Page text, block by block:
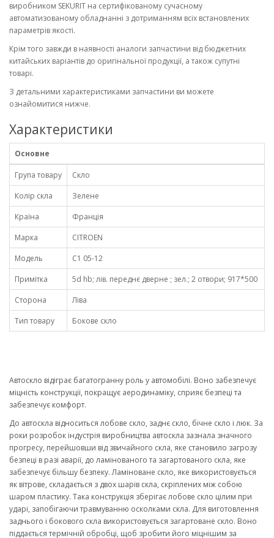
виробником SEKURIT на сертифікованому сучасному
автоматизованому обладнанні з дотриманням всіх встановлених
параметрів якості.
Крім того завжди в наявності аналоги запчастини від бюджетних
китайських варіантів до оригінальної продукції, а також супутні
товарі.
З детальними характеристиками запчастини ви можете
ознайомитися нижче.
Характеристики
Основне
Група товару
Скло
Колір скла
Зелене
Країна
Франція
Марка
CITROEN
Модель
C1 05-12
Примітка
5d hb; лів. переднє дверне ; зел.; 2 отвори; 917*500
Сторона
Ліва
Тип товару
Бокове скло
Автоскло відіграє багатогранну роль у автомобілі. Воно забезпечує
міцність конструкції, покращує аеродинаміку, сприяє безпеці та
забезпечує комфорт.
До автоскла відноситься лобове скло, заднє скло, бічне скло і люк. За
роки розробок індустрія виробництва автоскла зазнала значного
прогресу, перейшовши від звичайного скла, яке становило загрозу
безпеці в разі аварії, до ламінованого та загартованого скла, яке
забезпечує більшу безпеку. Ламіноване скло, яке використовується
як вітрове, складається з двох шарів скла, скріплених між собою
шаром пластику. Така конструкція зберігає лобове скло цілим при
ударі, запобігаючи травмуванню осколками скла. Для виготовлення
заднього і бокового скла використовується загартоване скло. Воно
піддається термічній обробці, щоб зробити його міцнішим за